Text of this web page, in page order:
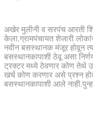
अखेर मुलीनी व सरपंच आरती
केला.ग्रामपंचायत शेजारी
नवीन बसस्थानक मंजूर होवून
बसस्थानकापाशी ठेवू असा
ट्रक्टर मध्ये ठेवणार कोण तेथे
खर्च कोण करणार असे प्रश्न
बसस्थानकापाशी आले